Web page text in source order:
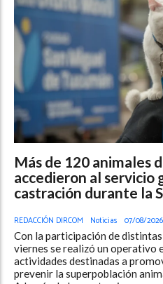
Más de 120 animales
accedieron al servicio
castración durante la
REDACCIÓN DIRCOM Noticias 07/08/2026
Con la participación de
viernes se realizó un operativo
actividades destinadas a
prevenir la superpoblación